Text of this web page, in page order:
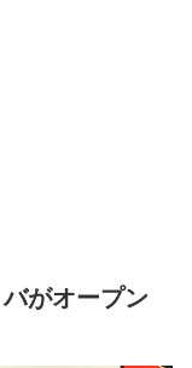
がオープン